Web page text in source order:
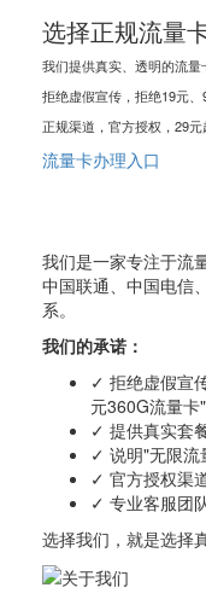
选择正规流量
我们提供真实、透明的流量
拒绝虚假宣传，拒绝19元
正规渠道，官方授权，29
流量卡办理入口
我们是一家专注于流
中国联通、中国电信
系。
我们的承诺：
✓ 拒绝虚假宣
元360G流量卡"
✓ 提供真实套
✓ 说明"无限流
✓ 官方授权渠
✓ 专业客服团
选择我们，就是选择